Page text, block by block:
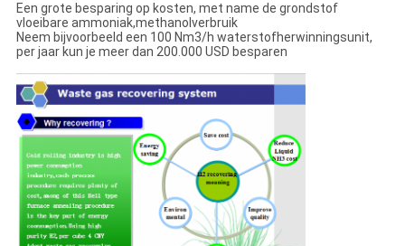
Een grote besparing op kosten, met name de grondstof
vloeibare ammoniak,methanolverbruik
Neem bijvoorbeeld een 100 Nm3/h waterstofherwinningsunit,
per jaar kun je meer dan 200.000 USD besparen